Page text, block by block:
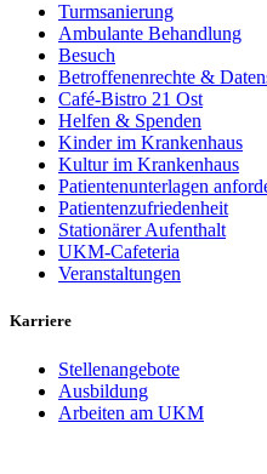
Turmsanierung
Ambulante Behandlung
Besuch
Betroffenenrechte &
Café-Bistro 21 Ost
Helfen & Spenden
Kinder im Krankenhaus
Kultur im Krankenhaus
Patientenunterlagen
Patientenzufriedenheit
Stationärer Aufenthalt
UKM-Cafeteria
Veranstaltungen
Karriere
Stellenangebote
Ausbildung
Arbeiten am UKM